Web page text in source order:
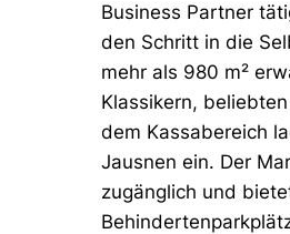
Business Partner
den Schritt in die
mehr als 980 m²
Klassikern,
dem Kassabereich
Jausnen ein. Der
zugänglich und